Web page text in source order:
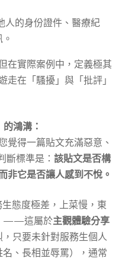
人的身份證件、醫療紀
在實際案例中，定義極其
在「騷擾」與「批評」
鴻溝：
覺得一篇貼文充滿惡意、
斷標準是： 該貼文是否構
非它是否讓人感到不悅。
生態度極差，上菜慢，東
——這屬於主觀體驗分享
，只要未針對服務生個人
、長相並辱罵），通常